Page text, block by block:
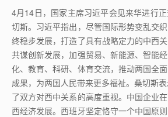
4月14日，国家主席习近平会见来华进行
切斯。习近平指出，尽管国际形势变乱交
终稳步发展，打造了具有战略定力的中西关
共谋创新发展，加强贸易、新能源、智能
化、教育、科研、体育交流，推动两国全
成果，为两国人民带来更多福祉。桑切斯表
了双方对西中关系的高度重视。中国企业
西经济发展。西班牙坚定恪守一个中国原